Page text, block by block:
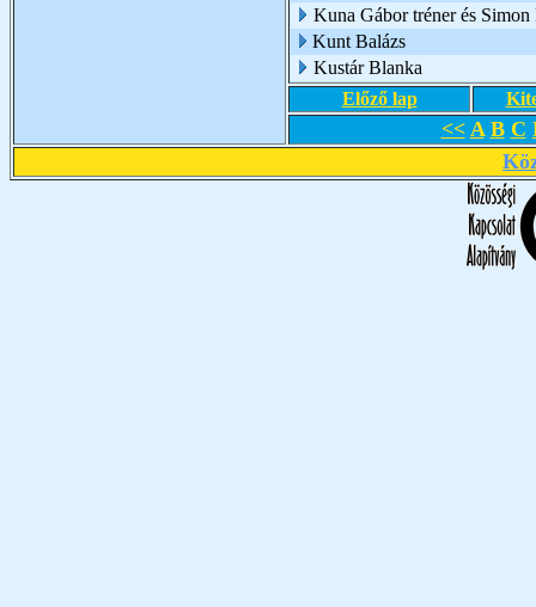
Kuna Gábor tréner és
Kunt Balázs
Kustár Blanka
Előző lap
<< A B C